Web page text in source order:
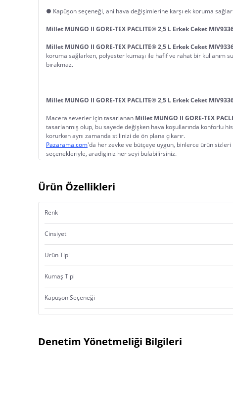
● Kapüşon seçeneği, ani hava değişimlerine karşı ek koruma
Millet MUNGO II GORE-TEX PACLITE® 2,5 L Erkek Ceket
Millet MUNGO II GORE-TEX PACLITE® 2,5 L Erkek Ceket
koruma sağlarken, polyester kumaşı ile hafif ve rahat bir kullanım
bırakmaz.
Millet MUNGO II GORE-TEX PACLITE® 2,5 L Erkek Ceket
Macera severler için tasarlanan Millet MUNGO II GORE-TEX
tasarlanmış olup, bu sayede değişken hava koşullarında konforlu
korurken aynı zamanda stilinizi de ön plana çıkarır.
Pazarama.com'da her zevke ve bütçeye uygun, binlerce ürün
seçenekleriyle, aradiginiz her seyi bulabilirsiniz.
Ürün Özellikleri
Renk
Cinsiyet
Ürün Tipi
Kumaş Tipi
Kapüşon Seçeneği
Denetim Yönetmeliği Bilgileri